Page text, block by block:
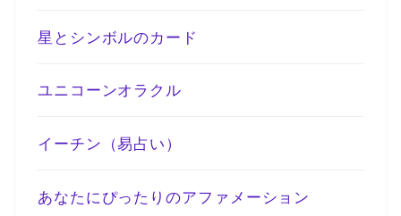
星とシンボルのカード
ユニコーンオラクル
イーチン（易占い）
あなたにぴったりのアファメーション